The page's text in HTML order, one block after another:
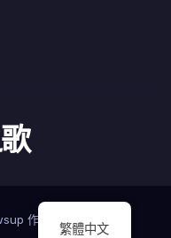
作者 Themeansar
繁體中文